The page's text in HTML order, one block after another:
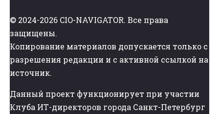
© 2024-2026 CIO-NAVIGATOR. Все права
защищены.
Копирование материалов допускается только с
разрешения редакции и с активной ссылкой на
источник.
Данный проект функционирует при участии
Клуба ИТ-директоров города Санкт-Петербург